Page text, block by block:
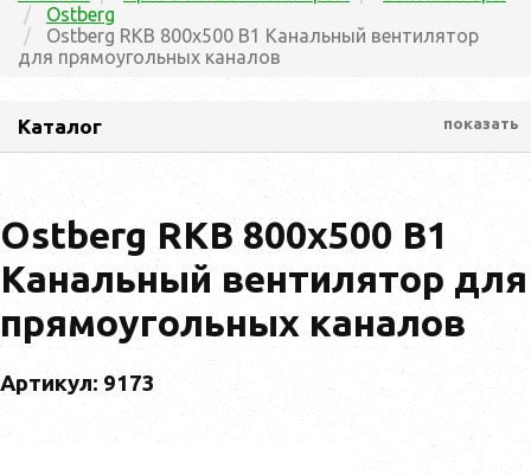
Ostberg
Ostberg RKB 800x500 B1 Канальный вентилятор
для прямоугольных каналов
Каталог показать
Ostberg RKB 800x500 B1
Канальный вентилятор для
прямоугольных каналов
Артикул: 9173